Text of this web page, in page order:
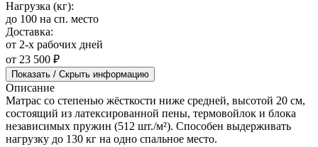
Нагрузка (кг):
до 100 на сп. место
Доставка:
от 2-х рабочих дней
от 23 500 ₽
Показать / Скрыть информацию
Описание
Матрас со степенью жёсткости ниже средней, высотой 20 см,
состоящий из латексированной пены, термовойлок и блока
независимых пружин (512 шт./м²). Способен выдерживать
нагрузку до 130 кг на одно спальное место.